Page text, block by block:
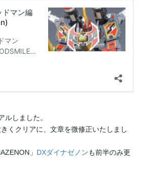
ルしました。
くクリアに、文章を微修正いたしまし
」 DXダイナゼノンも前半のみ更